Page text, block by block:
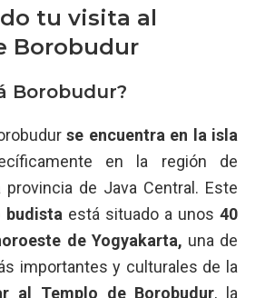
tu visita al
Borobudur
Borobudur?
se encuentra en la isla
en la región de
provincia de Java Central. Este
budista está situado a unos 40
de Yogyakarta, una de
importantes y culturales de la
al Templo de Borobudur, la